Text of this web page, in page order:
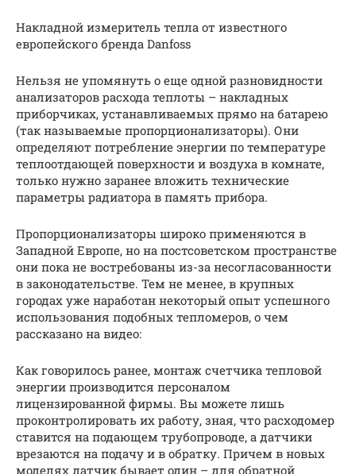
Накладной измеритель тепла от известного
европейского бренда Danfoss
Нельзя не упомянуть о еще одной разновидности
анализаторов расхода теплоты – накладных
приборчиках, устанавливаемых прямо на батарею
(так называемые пропорционализаторы). Они
определяют потребление энергии по температуре
теплоотдающей поверхности и воздуха в комнате,
только нужно заранее вложить технические
параметры радиатора в память прибора.
Пропорционализаторы широко применяются в
Западной Европе, но на постсоветском пространстве
они пока не востребованы из-за несогласованности
в законодательстве. Тем не менее, в крупных
городах уже наработан некоторый опыт успешного
использования подобных тепломеров, о чем
рассказано на видео:
Как говорилось ранее, монтаж счетчика тепловой
энергии производится персоналом
лицензированной фирмы. Вы можете лишь
проконтролировать их работу, зная, что расходомер
ставится на подающем трубопроводе, а датчики
врезаются на подачу и в обратку. Причем в новых
моделях датчик бывает один – для обратной